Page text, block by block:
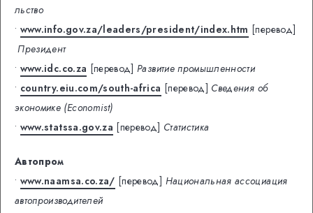
льство
• www.info.gov.za/leaders/president/index.htm [перевод]
Президент
• www.idc.co.za [перевод] Развитие промышленности
• country.eiu.com/south-africa [перевод] Сведения об
экономике (Economist)
• www.statssa.gov.za [перевод] Статистика
Автопром
• www.naamsa.co.za/ [перевод] Национальная ассоциация
автопроизводителей